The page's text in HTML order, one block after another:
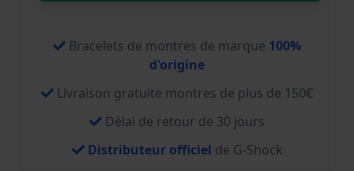
Bracelets de montres de marque 100%
d'origine
Livraison gratuite montres de plus de 150€
Délai de retour de 30 jours
Distributeur officiel de G-Shock